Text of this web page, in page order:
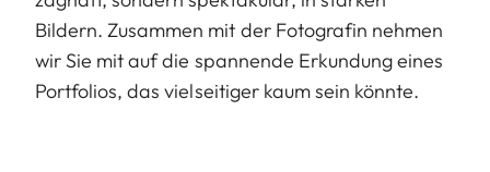
Bildern. Zusammen mit der Fotografin nehmen
wir Sie mit auf die spannende Erkundung eines
Portfolios, das vielseitiger kaum sein könnte.